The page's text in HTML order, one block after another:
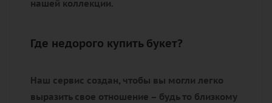
нашей коллекции.
Где недорого купить букет?
Наш сервис создан, чтобы вы могли легко
выразить свое отношение – будь то близкому